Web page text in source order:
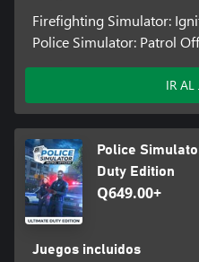
Firefighting Simulator:
Police Simulator: Patrol
IR AL
Police
Duty Edition
Q649.00+
Juegos incluidos